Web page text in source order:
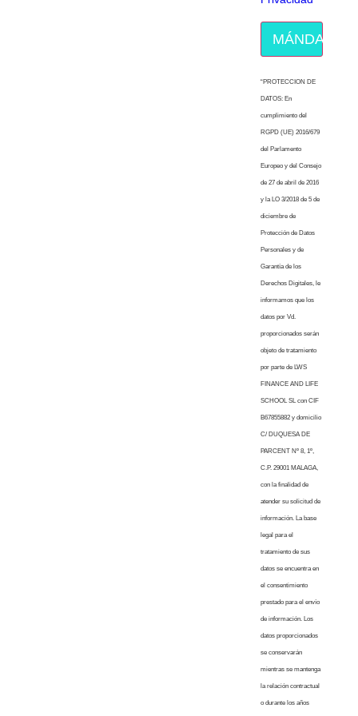
MÁNDAME
“PROTECCION DE
DATOS: En
cumplimiento del
RGPD (UE) 2016/679
del Parlamento
Europeo y del Consejo
de 27 de abril de 2016
y la LO 3/2018 de 5 de
diciembre de
Protección de Datos
Personales y de
Garantía de los
Derechos Digitales, le
informamos que los
datos por Vd.
proporcionados serán
objeto de tratamiento
por parte de LWS
FINANCE AND LIFE
SCHOOL SL con CIF
B67855882 y domicilio
C/ DUQUESA DE
PARCENT Nº 8, 1º,
C.P. 29001 MALAGA,
con la finalidad de
atender su solicitud de
información. La base
legal para el
tratamiento de sus
datos se encuentra en
el consentimiento
prestado para el envío
de información. Los
datos proporcionados
se conservarán
mientras se mantenga
la relación contractual
o durante los años